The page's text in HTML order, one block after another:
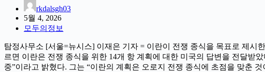
rkdalsgh03
5월 4, 2026
모두의정보
탐정사무소 [서울=뉴시스] 이재은 기자 = 이란이 전쟁 종식을 목표로 제시
르면 이란은 전쟁 종식을 위한 14개 항 계획에 대한 미국의 답변을 전달받
중”이라고 밝혔다. 그는 “이란의 계획은 오로지 전쟁 종식에 초점을 맞춘